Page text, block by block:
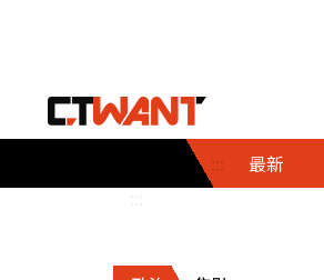
::: 最新
社會首頁
時事
調查
娛樂首頁
即時